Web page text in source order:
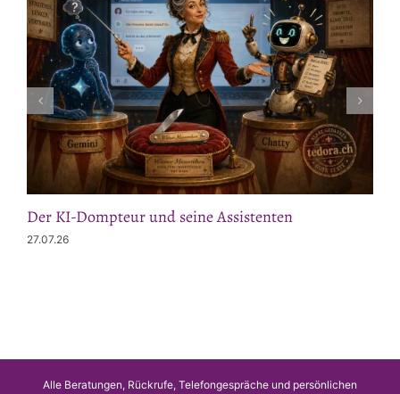
Der KI-Dompteur und seine Assistenten
27.07.26
Alle Beratungen, Rückrufe, Telefongespräche und persönlichen